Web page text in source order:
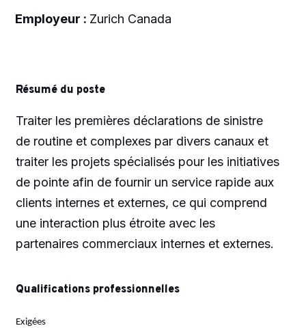
Employeur : Zurich Canada
Résumé du poste
Traiter les premières déclarations de sinistre
de routine et complexes par divers canaux et
traiter les projets spécialisés pour les initiatives
de pointe afin de fournir un service rapide aux
clients internes et externes, ce qui comprend
une interaction plus étroite avec les
partenaires commerciaux internes et externes.
Qualifications professionnelles
Exigées